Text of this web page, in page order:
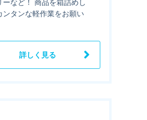
など！ 商品を箱詰めし
タンな軽作業をお願い
詳しく見る